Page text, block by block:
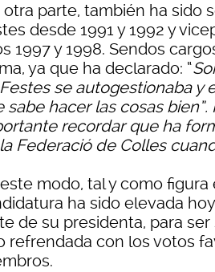
otra parte, también ha sido
desde 1991 y 1992 y
1997 y 1998. Sendos
ya que ha declarado: “
se autogestionaba y
sabe hacer las cosas
recordar que ha
Federació de Colles
modo, tal y como
ha sido elevada
de su presidenta, para
refrendada con los votos